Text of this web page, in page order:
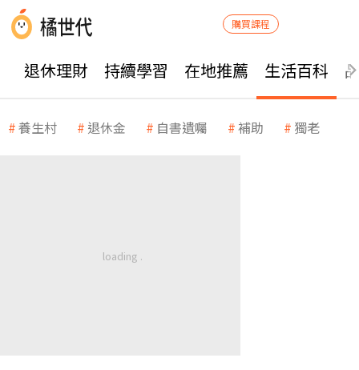
購買課程
退休理財 持續學習 在地推薦 生活百科
養生村 退休金 自書遺囑 補助 獨老